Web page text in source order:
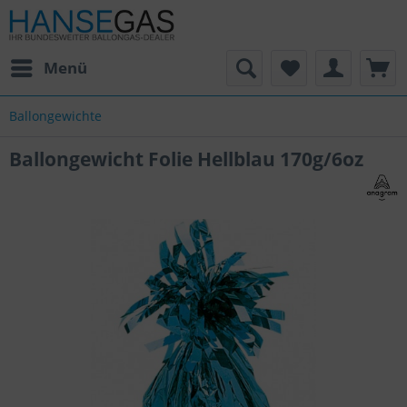
Menü
Ballongewichte
Ballongewicht Folie Hellblau 170g/6oz